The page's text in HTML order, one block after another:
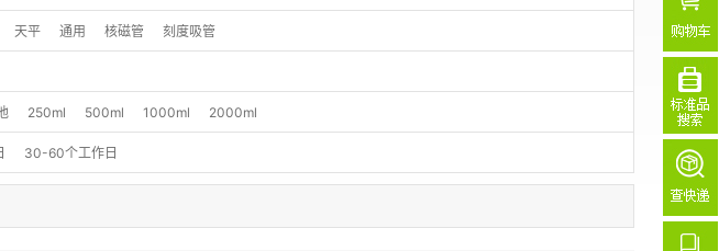
天平 通用 核磁管 刻度吸管
250ml 500ml 1000ml 2000ml
30-60个工作日